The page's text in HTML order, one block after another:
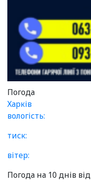
Погода
Харків
вологість:
тиск:
вітер:
Погода на 10 днів від